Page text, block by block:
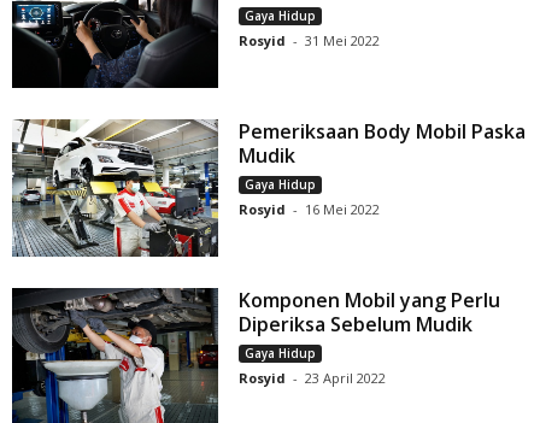
Gaya Hidup
Rosyid - 31 Mei 2022
Pemeriksaan Body Mobil Paska
Mudik
Gaya Hidup
Rosyid - 16 Mei 2022
Komponen Mobil yang Perlu
Diperiksa Sebelum Mudik
Gaya Hidup
Rosyid - 23 April 2022